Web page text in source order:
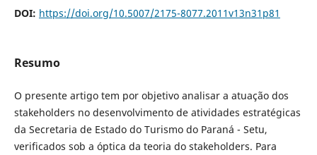
DOI: https://doi.org/10.5007/2175-8077.2011v13n31p81
Resumo
O presente artigo tem por objetivo analisar a atuação dos
stakeholders no desenvolvimento de atividades estratégicas
da Secretaria de Estado do Turismo do Paraná - Setu,
verificados sob a óptica da teoria do stakeholders. Para